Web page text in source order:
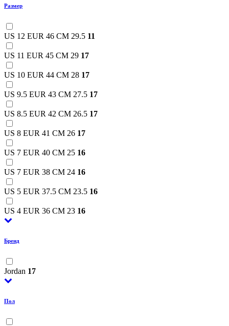
Размер
US 12 EUR 46 CM 29.5 11
US 11 EUR 45 CM 29 17
US 10 EUR 44 CM 28 17
US 9.5 EUR 43 CM 27.5 17
US 8.5 EUR 42 CM 26.5 17
US 8 EUR 41 CM 26 17
US 7 EUR 40 CM 25 16
US 7 EUR 38 CM 24 16
US 5 EUR 37.5 CM 23.5 16
US 4 EUR 36 CM 23 16
Бренд
Jordan 17
Пол